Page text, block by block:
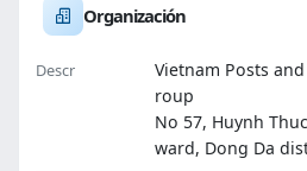
Organización
Descr
Vietnam Posts
roup
No 57, Huynh
ward, Dong Da